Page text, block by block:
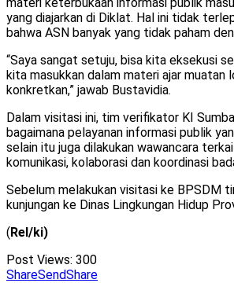
yang diajarkan di Diklat. Hal ini tidak
bahwa ASN banyak yang tidak paham
“Saya sangat setuju, bisa kita eksekusi
kita masukkan dalam materi ajar muatan
konkretkan,” jawab Bustavidia.
Dalam visitasi ini, tim verifikator KI
bagaimana pelayanan informasi publik
selain itu juga dilakukan wawancara
komunikasi, kolaborasi dan koordinasi
Sebelum melakukan visitasi ke BPSDM
kunjungan ke Dinas Lingkungan Hidup
(Rel/ki)
Post Views: 300
ShareSendShare